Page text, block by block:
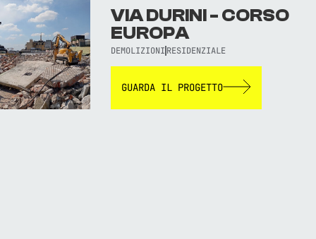
VIA DURINI - CORSO
EUROPA
DEMOLIZIONI RESIDENZIALE
GUARDA IL PROGETTO